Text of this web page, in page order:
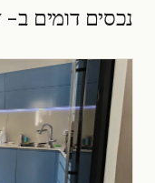
נכסים דומים ב- Tel Aviv